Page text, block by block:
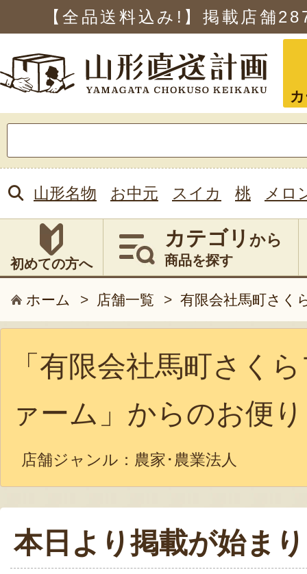
【全品送料込み!】掲載店舗
索:
山形名物 お中元 スイカ 桃 メロ
初めての方へ
カテゴリ から
商品を探す
ホーム > 店舗一覧 > 有限会社馬町さく
「有限会社馬町さく
ァーム」からのお便り
店舗ジャンル： 農家･農業法人
本日より掲載が始ま